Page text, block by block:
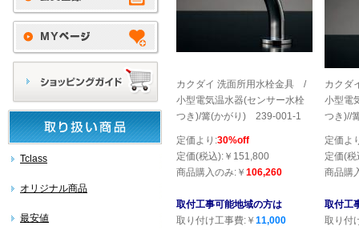
Tclass
オリジナル商品
最安値
カクダイ 洗面所用水栓金具 /
小型電気温水器(センサー水栓
つき)/篝(かがり) 239-001-1
定価より:30%off
定価(税込):￥151,800
商品購入のみ:￥ 106,260
取付工事可能地域の方は
取り付け工事費:￥ 11,000
カクダ
小型電
つき)//
定価よ
定価(
商品購
取付工
取り付